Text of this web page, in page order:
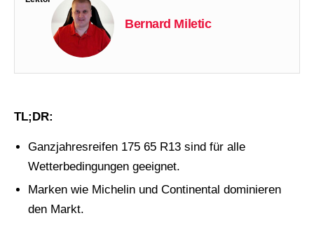
Bernard Miletic
TL;DR:
Ganzjahresreifen 175 65 R13 sind für alle
Wetterbedingungen geeignet.
Marken wie Michelin und Continental dominieren
den Markt.